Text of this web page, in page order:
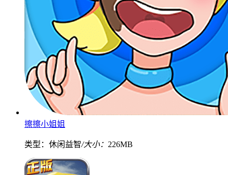
擦擦小姐姐
类型：休闲益智/大小： 226MB